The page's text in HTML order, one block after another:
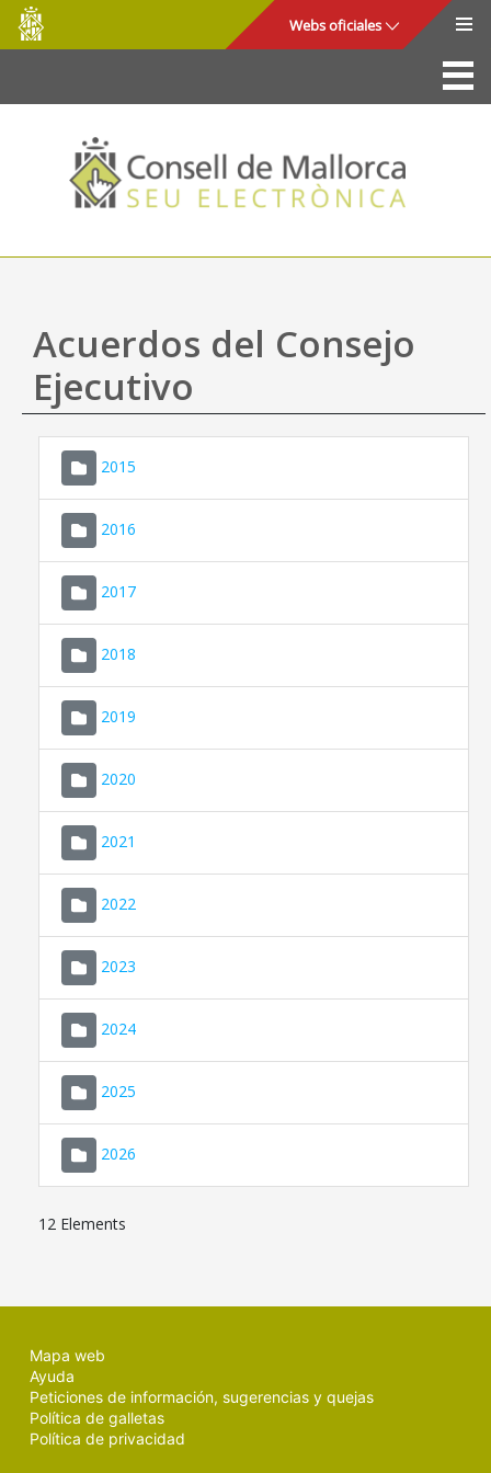
Saltar al contenido principal
Consell
de
Mallorca
Webs oficiales
La Sede
Consejo de Mallorca
Acceso y seguridad
Utilidades
Mapa web
Ayuda
Acuerdos del Consejo
Ejecutivo
2015
2016
2017
2018
2019
2020
2021
2022
2023
2024
2025
2026
12 Elements
Mapa web
Ayuda
Peticiones de información, sugerencias y quejas
Política de galletas
Política de privacidad